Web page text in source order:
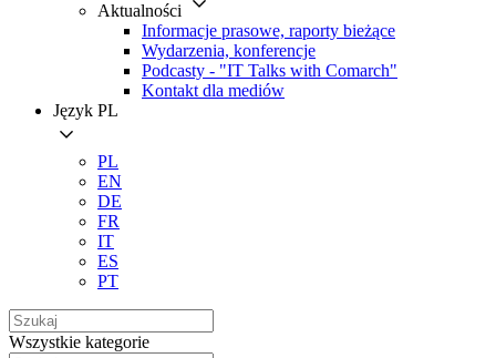
Aktualności
Informacje prasowe, raporty bieżące
Wydarzenia, konferencje
Podcasty - "IT Talks with Comarch"
Kontakt dla mediów
Język PL
PL
EN
DE
FR
IT
ES
PT
Wszystkie kategorie